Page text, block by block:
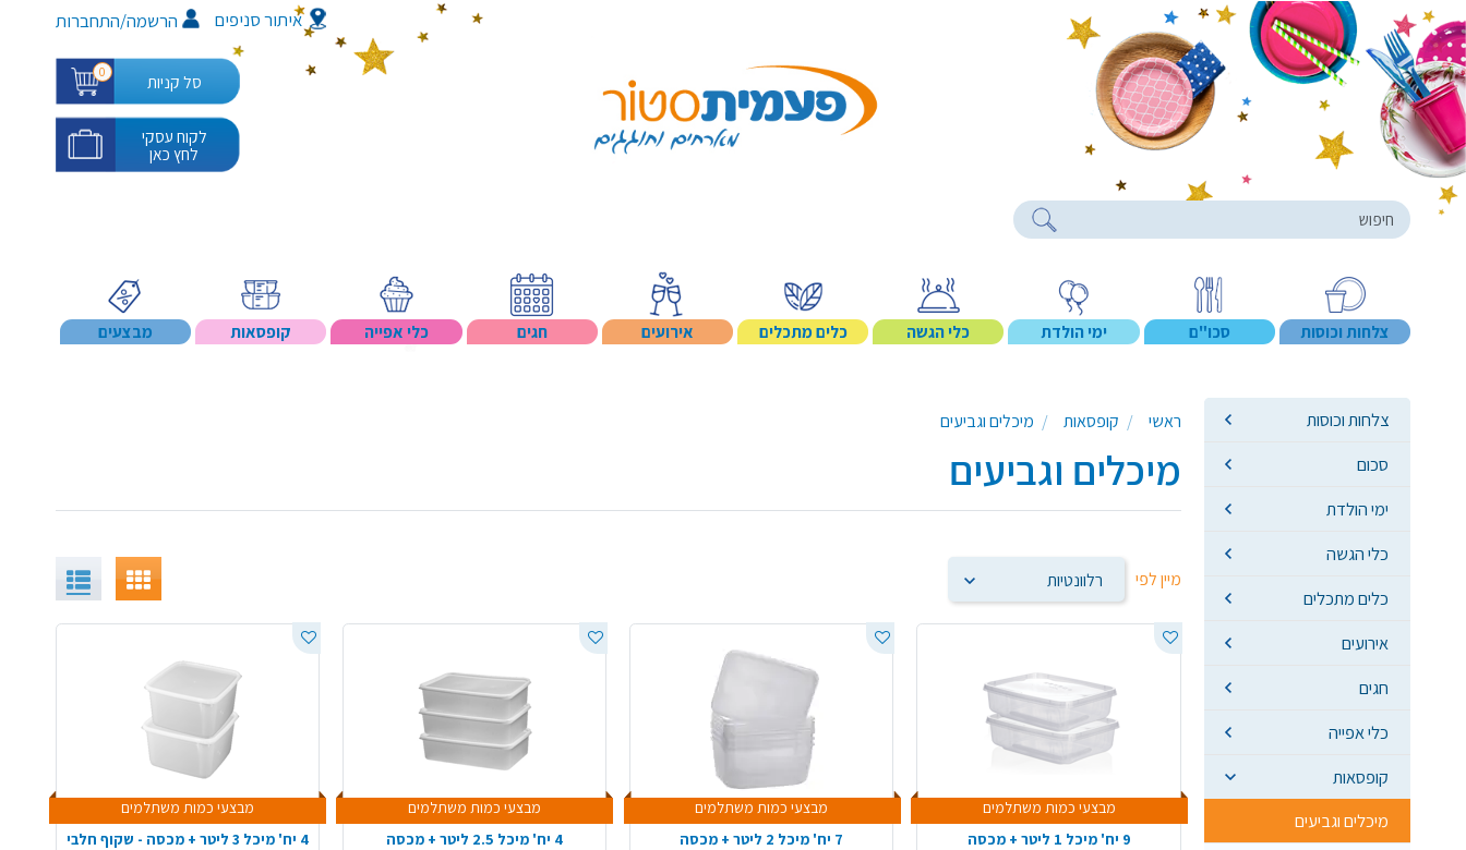
איתור סניפים הרשמה/התחברות
סל קניות 0
לקוח עסקי
לחץ כאן
Search products
צלחות וכוסות סכו"ם ימי הולדת כלי הגשה כלים מתכלים אירועים חגים כלי אפייה קופסאות מבצעים
צלחות וכוסות
סכום
ימי הולדת
כלי הגשה
כלים מתכלים
אירועים
חגים
כלי אפייה
קופסאות
מיכלים וגביעים
ראשי קופסאות מיכלים וגביעים
מיכלים וגביעים
מיין לפי
מבצעי כמות משתלמים
9 יח' מיכל 1 ליטר + מכסה
מבצעי כמות משתלמים
7 יח' מיכל 2 ליטר + מכסה
מבצעי כמות משתלמים
4 יח' מיכל 2.5 ליטר + מכסה
מבצעי כמות משתלמים
4 יח' מיכל 3 ליטר + מכסה - שקוף חלבי